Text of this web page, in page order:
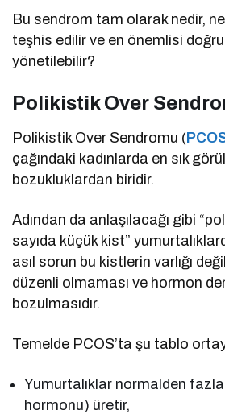
Bu sendrom tam olarak nedir,
teşhis edilir ve en önemlisi
yönetilebilir?
Polikistik Over
Polikistik Over Sendromu (
çağındaki kadınlarda en sık
bozukluklardan biridir.
Adından da anlaşılacağı gibi
sayıda küçük kist”
asıl sorun bu kistlerin varlığı
düzenli olmaması ve hormon
bozulmasıdır.
Temelde PCOS’ta şu tablo
Yumurtalıklar normalden
hormonu) üretir,